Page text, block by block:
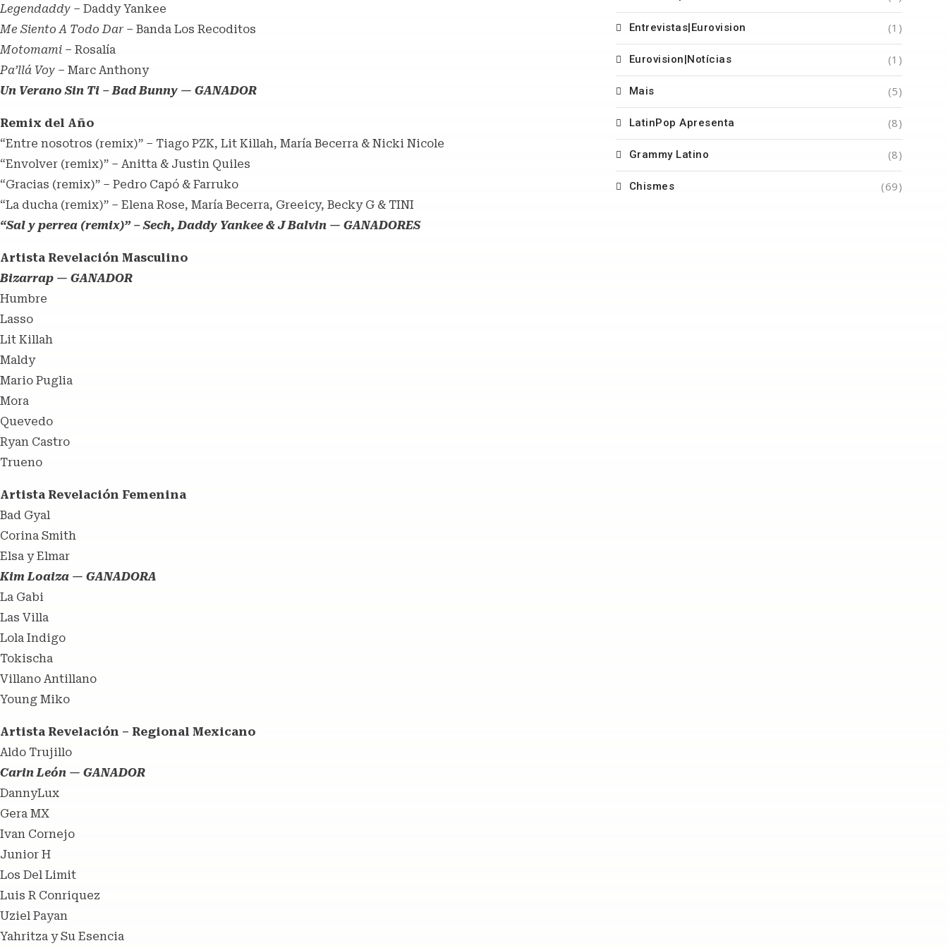
Legendaddy – Daddy Yankee
Me Siento A Todo Dar – Banda Los Recoditos
Motomami – Rosalía
Pa’llá Voy – Marc Anthony
Un Verano Sin Ti – Bad Bunny — GANADOR
Remix del Año
“Entre nosotros (remix)” – Tiago PZK, Lit Killah, María Becerra & Nicki Nicole
“Envolver (remix)” – Anitta & Justin Quiles
“Gracias (remix)” – Pedro Capó & Farruko
“La ducha (remix)” – Elena Rose, María Becerra, Greeicy, Becky G & TINI
“Sal y perrea (remix)” – Sech, Daddy Yankee & J Balvin — GANADORES
Artista Revelación Masculino
Bizarrap — GANADOR
Humbre
Lasso
Lit Killah
Maldy
Mario Puglia
Mora
Quevedo
Ryan Castro
Trueno
Artista Revelación Femenina
Bad Gyal
Corina Smith
Elsa y Elmar
Kim Loaiza — GANADORA
La Gabi
Las Villa
Lola Indigo
Tokischa
Villano Antillano
Young Miko
Artista Revelación – Regional Mexicano
Aldo Trujillo
Carin León — GANADOR
DannyLux
Gera MX
Ivan Cornejo
Junior H
Los Del Limit
Luis R Conriquez
Uziel Payan
Yahritza y Su Esencia
Entrevistas|Eurovision (1)
Eurovision|Notícias (1)
Mais (5)
LatinPop Apresenta (8)
Grammy Latino (8)
Chismes (69)